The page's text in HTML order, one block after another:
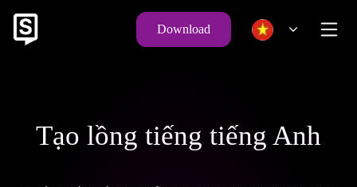
Download
Tạo lồng tiếng tiếng Anh